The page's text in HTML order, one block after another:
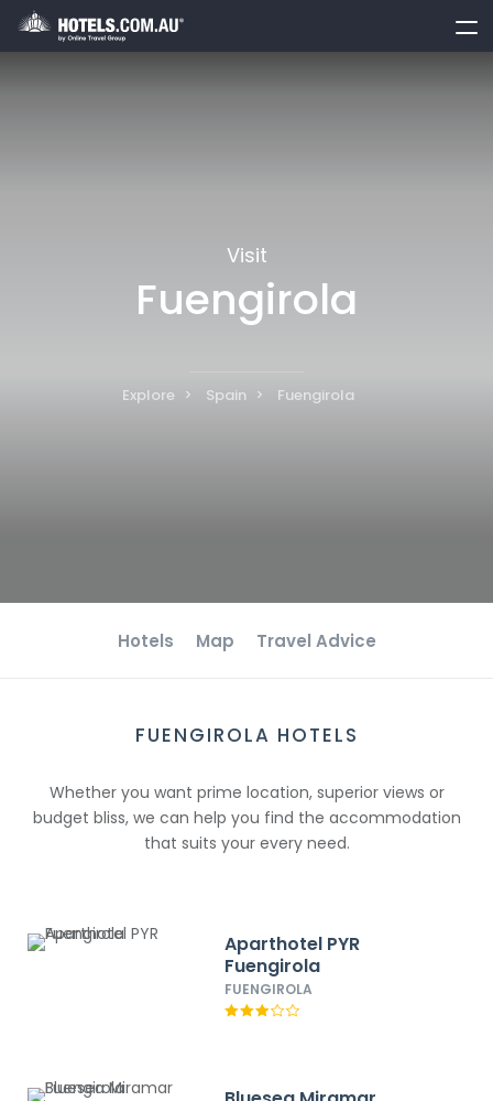
Visit
Fuengirola
Explore Spain Fuengirola
Hotels Map Travel Advice
FUENGIROLA HOTELS
Whether you want prime location, superior views or
budget bliss, we can help you find the accommodation
that suits your every need.
Aparthotel PYR
Fuengirola
FUENGIROLA